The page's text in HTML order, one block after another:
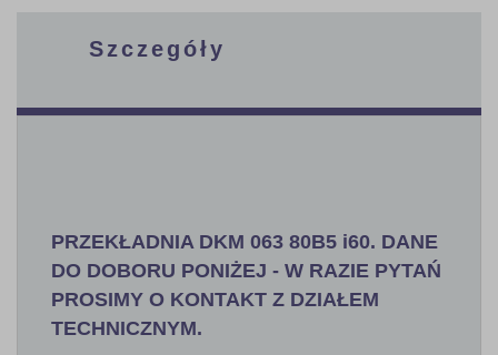
Szczegóły
PRZEKŁADNIA DKM 063 80B5 i60. DANE
DO DOBORU PONIŻEJ - W RAZIE PYTAŃ
PROSIMY O KONTAKT Z DZIAŁEM
TECHNICZNYM.